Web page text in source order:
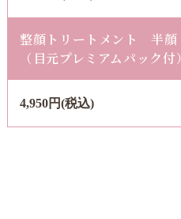
整顔トリートメント 半顔
（目元プレミアムパック付）
4,950円(税込)